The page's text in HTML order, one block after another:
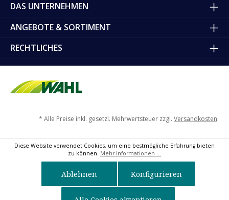
DAS UNTERNEHMEN
ANGEBOTE & SORTIMENT
RECHTLICHES
* Alle Preise inkl. gesetzl. Mehrwertsteuer zzgl. Versandkosten.
Diese Website verwendet Cookies, um eine bestmögliche Erfahrung bieten
zu können. Mehr Informationen ...
Ablehnen Konfigurieren